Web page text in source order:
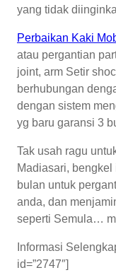
yang tidak
Perbaikan Kaki
atau pergantian
joint, arm Setir
berhubungan
dengan sistem
yg baru garansi 3
Tak usah ragu
Madiasari,
bulan untuk
anda, dan
seperti Semula…
Informasi
id=”2747″]